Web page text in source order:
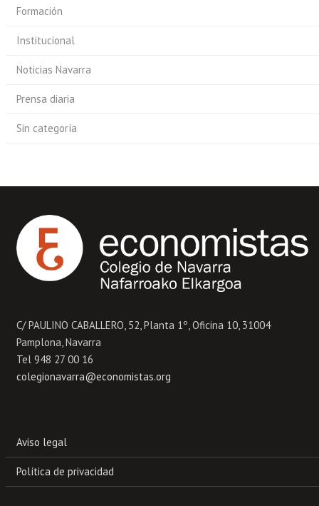
Formación
Institucional
Noticias Navarra
Prensa diaria
Sin categoría
C/ PAULINO CABALLERO, 52, Planta 1º, Oficina 10, 31004
Pamplona, Navarra
Tel 948 27 00 16
colegionavarra@economistas.org
Aviso legal
Política de privacidad